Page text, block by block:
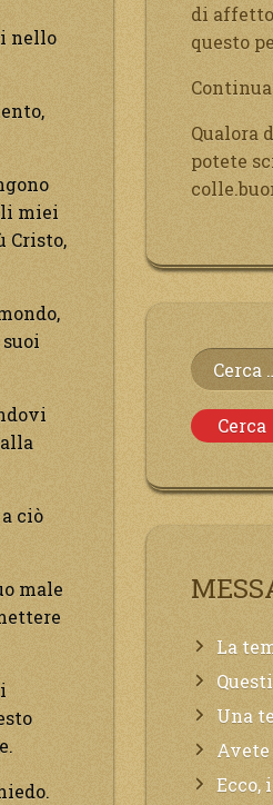
nello
miei
Cristo,
ciò
male
di
questo
Qualora
potete
Ricerca
per:
La tempesta solare è in
Questi sono
Una tempesta
Avete ancora pochi istanti
Ecco, il tempo è